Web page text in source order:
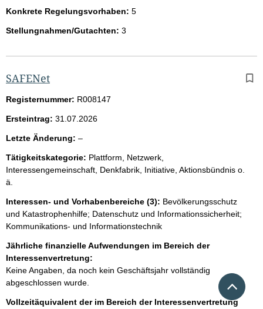
Konkrete Regelungsvorhaben: 5
Stellungnahmen/Gutachten: 3
SAFENet
Registernummer: R008147
Ersteintrag: 31.07.2026
Letzte Änderung: –l
e
r
Tätigkeitskategorie: Plattform, Netzwerk,
Interessengemeinschaft, Denkfabrik, Initiative, Aktionsbündnis o.
ä.
Interessen- und Vorhabenbereiche (3): Bevölkerungsschutz
und Katastrophenhilfe; Datenschutz und Informationssicherheit;
Kommunikations- und Informationstechnik
Jährliche finanzielle Aufwendungen im Bereich der
Interessenvertretung:
Keine Angaben, da noch kein Geschäftsjahr vollständig
abgeschlossen wurde.
Vollzeitäquivalent der im Bereich der Interessenvertretung